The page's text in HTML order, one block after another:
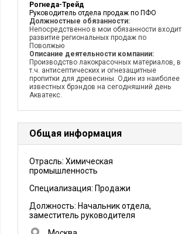
Рогнеда-Трейд
Руководитель отдела продаж по ПФО
Должностные обязанности:
Непосредственно в мои обязанности входит
развитие региональных продаж по
Поволжью
Описание деятельности компании:
Производство лакокрасочных материалов, в
т.ч. антисептических и огнезащитные
пропитки для древесины. Один из наиболее
известных брэндов на сегодняшний день
Акватекс.
Общая информация
Отрасль: Химическая
промышленность
Специализация: Продажи
Должность: Начальник отдела,
заместитель руководителя